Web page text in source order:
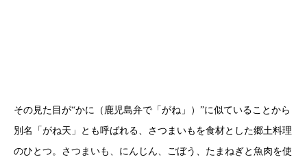
その見た目が“かに（鹿児島弁で「がね」）”に似ていることから
別名「がね天」とも呼ばれる、さつまいもを食材とした郷土料理
のひとつ。さつまいも、にんじん、ごぼう、たまねぎと魚肉を使